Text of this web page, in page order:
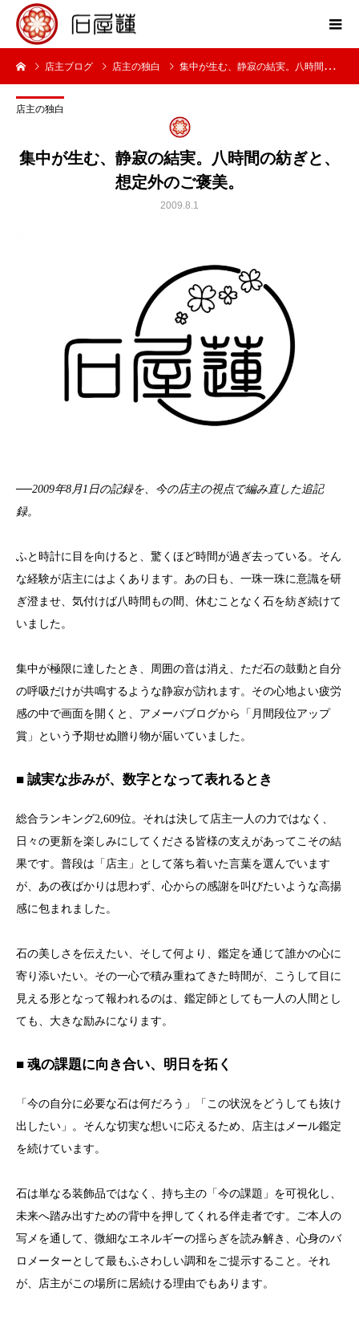
店主ブログ 店主の独白 集中が生む、静寂の結実。八時間の紡ぎと、想定外のご褒美。
店主の独白
集中が生む、静寂の結実。八時間の紡ぎと、
想定外のご褒美。
2009.8.1
──2009年8月1日の記録を、今の店主の視点で編み直した追記
録。
ふと時計に目を向けると、驚くほど時間が過ぎ去っている。そん
な経験が店主にはよくあります。あの日も、一珠一珠に意識を研
ぎ澄ませ、気付けば八時間もの間、休むことなく石を紡ぎ続けて
いました。
集中が極限に達したとき、周囲の音は消え、ただ石の鼓動と自分
の呼吸だけが共鳴するような静寂が訪れます。その心地よい疲労
感の中で画面を開くと、アメーバブログから「月間段位アップ
賞」という予期せぬ贈り物が届いていました。
■ 誠実な歩みが、数字となって表れるとき
総合ランキング2,609位。それは決して店主一人の力ではなく、
日々の更新を楽しみにしてくださる皆様の支えがあってこその結
果です。普段は「店主」として落ち着いた言葉を選んでいます
が、あの夜ばかりは思わず、心からの感謝を叫びたいような高揚
感に包まれました。
石の美しさを伝えたい、そして何より、鑑定を通じて誰かの心に
寄り添いたい。その一心で積み重ねてきた時間が、こうして目に
見える形となって報われるのは、鑑定師としても一人の人間とし
ても、大きな励みになります。
■ 魂の課題に向き合い、明日を拓く
「今の自分に必要な石は何だろう」「この状況をどうしても抜け
出したい」。そんな切実な想いに応えるため、店主はメール鑑定
を続けています。
石は単なる装飾品ではなく、持ち主の「今の課題」を可視化し、
未来へ踏み出すための背中を押してくれる伴走者です。ご本人の
写メを通して、微細なエネルギーの揺らぎを読み解き、心身のバ
ロメーターとして最もふさわしい調和をご提示すること。それ
が、店主がこの場所に居続ける理由でもあります。